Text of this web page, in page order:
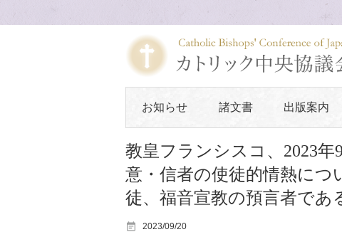
お知らせ 諸文書 出版案内
教皇フランシスコ、2023年
意・信者の使徒的情熱につ
徒、福音宣教の預言者で
2023/09/20